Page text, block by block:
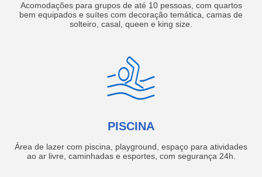
Acomodações para grupos de até 10 pessoas, com quartos
bem equipados e suítes com decoração temática, camas de
solteiro, casal, queen e king size.
PISCINA
Área de lazer com piscina, playground, espaço para atividades
ao ar livre, caminhadas e esportes, com segurança 24h.